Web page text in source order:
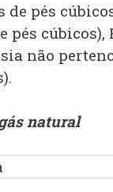
de pés
pés cúbicos),
não
natural